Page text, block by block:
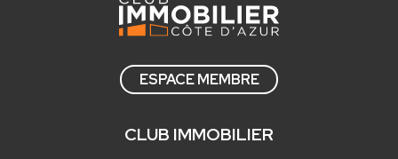
ESPACE MEMBRE
CLUB IMMOBILIER